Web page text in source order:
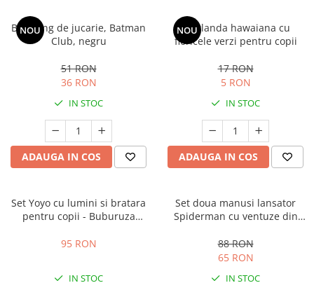
NOU
Batarang de jucarie, Batman
Club, negru
51 RON
36 RON
IN STOC
ADAUGA IN COS
NOU
Ghirlanda hawaiana cu
floricele verzi pentru copii
17 RON
5 RON
IN STOC
ADAUGA IN COS
Set Yoyo cu lumini si bratara
pentru copii - Buburuza
95 RON
IN STOC
Set doua manusi lansator
Spiderman cu ventuze din
copii
88 RON
65 RON
IN STOC